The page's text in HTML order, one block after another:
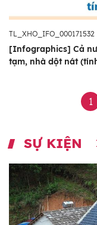
TL_XHO_IFO_000171532
[Infographics] Cả
tạm, nhà dột nát
1
SỰ KIỆN